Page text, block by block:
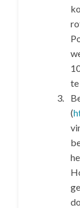
te
(